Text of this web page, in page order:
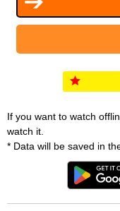
If you want to watch
watch it.
* Data will be saved in